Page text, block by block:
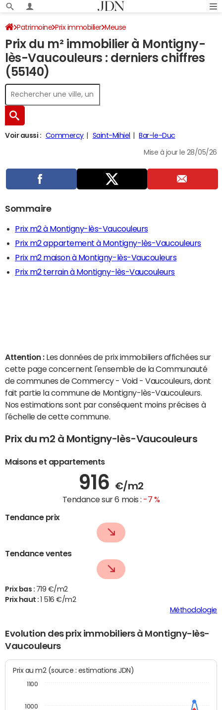
Patrimoine Prix immobilier Meuse
Montigny-lès-Vaucouleurs
Prix du m² immobilier à Montigny-
lès-Vaucouleurs : derniers chiffres
(55140)
Voir aussi : Commercy Saint-Mihiel Bar-le-Duc
Mise à jour le 28/05/26
Sommaire
Prix m2 à Montigny-lès-Vaucouleurs
Prix m2 appartement à Montigny-lès-Vaucouleurs
Prix m2 maison à Montigny-lès-Vaucouleurs
Prix m2 terrain à Montigny-lès-Vaucouleurs
Attention : Les données de prix immobiliers affichées sur
cette page concernent l'ensemble de la Communauté
de communes de Commercy - Void - Vaucouleurs, dont
fait partie la commune de Montigny-lès-Vaucouleurs.
Nos estimations sont par conséquent moins précises à
l'échelle de cette commune.
Prix du m2 à Montigny-lès-Vaucouleurs
Maisons et appartements
916 €/m2
Tendance sur 6 mois : -7 %
Tendance prix
Tendance ventes
Prix bas : 719 €/m2
Prix haut :
1 516 €/m2
Méthodologie
Evolution des prix immobiliers à Montigny-lès-
Vaucouleurs
Prix au m2 (source : estimations JDN)
1000
1100